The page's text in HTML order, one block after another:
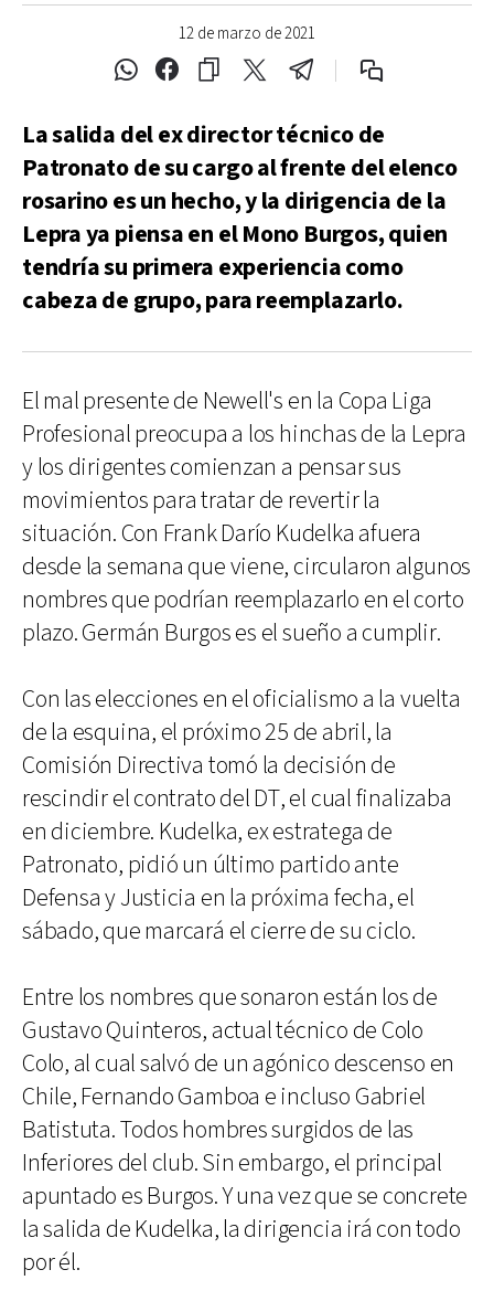
12 de marzo de 2021
La salida del ex director técnico de
Patronato de su cargo al frente del elenco
rosarino es un hecho, y la dirigencia de la
Lepra ya piensa en el Mono Burgos, quien
tendría su primera experiencia como
cabeza de grupo, para reemplazarlo.
El mal presente de Newell's en la Copa Liga
Profesional preocupa a los hinchas de la Lepra
y los dirigentes comienzan a pensar sus
movimientos para tratar de revertir la
situación. Con Frank Darío Kudelka afuera
desde la semana que viene, circularon algunos
nombres que podrían reemplazarlo en el corto
plazo. Germán Burgos es el sueño a cumplir.
Con las elecciones en el oficialismo a la vuelta
de la esquina, el próximo 25 de abril, la
Comisión Directiva tomó la decisión de
rescindir el contrato del DT, el cual finalizaba
en diciembre. Kudelka, ex estratega de
Patronato, pidió un último partido ante
Defensa y Justicia en la próxima fecha, el
sábado, que marcará el cierre de su ciclo.
Entre los nombres que sonaron están los de
Gustavo Quinteros, actual técnico de Colo
Colo, al cual salvó de un agónico descenso en
Chile, Fernando Gamboa e incluso Gabriel
Batistuta. Todos hombres surgidos de las
Inferiores del club. Sin embargo, el principal
apuntado es Burgos. Y una vez que se concrete
la salida de Kudelka, la dirigencia irá con todo
por él.